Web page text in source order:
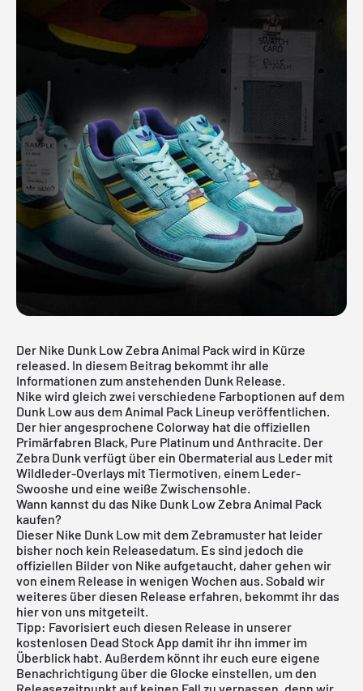
Der Nike Dunk Low Zebra Animal Pack wird in Kürze
released. In diesem Beitrag bekommt ihr alle
Informationen zum anstehenden Dunk Release.
Nike wird gleich zwei verschiedene Farboptionen auf dem
Dunk Low aus dem Animal Pack Lineup veröffentlichen.
Der hier angesprochene Colorway hat die offiziellen
Primärfabren Black, Pure Platinum und Anthracite. Der
Zebra Dunk verfügt über ein Obermaterial aus Leder mit
Wildleder-Overlays mit Tiermotiven, einem Leder-
Swooshe und eine weiße Zwischensohle.
Wann kannst du das Nike Dunk Low Zebra Animal Pack
kaufen?
Dieser Nike Dunk Low mit dem Zebramuster hat leider
bisher noch kein Releasedatum. Es sind jedoch die
offiziellen Bilder von Nike aufgetaucht, daher gehen wir
von einem Release in wenigen Wochen aus. Sobald wir
weiteres über diesen Release erfahren, bekommt ihr das
hier von uns mitgeteilt.
Tipp: Favorisiert euch diesen Release in unserer
kostenlosen Dead Stock App damit ihr ihn immer im
Überblick habt. Außerdem könnt ihr euch eure eigene
Benachrichtigung über die Glocke einstellen, um den